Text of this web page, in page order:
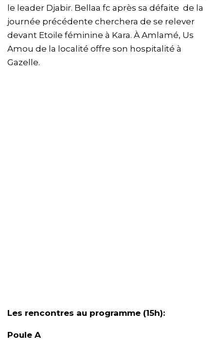
le leader Djabir. Bellaa fc après sa défaite de la
journée précédente cherchera de se relever
devant Etoile féminine à Kara. À Amlamé, Us
Amou de la localité offre son hospitalité à
Gazelle.
Les rencontres au programme (15h):
Poule A